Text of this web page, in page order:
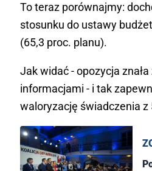
To teraz porównajmy:
stosunku do ustawy
(65,3 proc. planu).
Jak widać - opozycja
informacjami - i tak
waloryzację świadczenia z